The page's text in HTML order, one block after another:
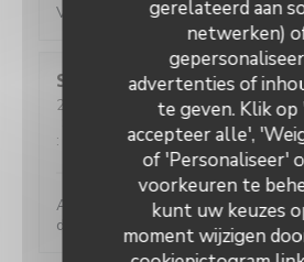
gerelateerd aan
netwerken)
advertenties of
te geven. Klik op
accepteer alle',
of 'Personaliseer'
voorkeuren te
kunt uw keuzes
moment wijzigen
Vriendelijke bediening!
Sylviane
R
2026-05-25
- 13:00 - Gasten 2
Atmosfeer 5/5 Keuken
:
Accueil parfait. Accueil parfait.
délicieux et raffinés.